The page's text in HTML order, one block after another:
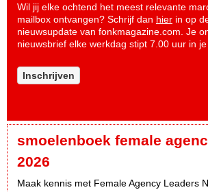
Wil jij elke ochtend het meest relevante
mailbox ontvangen? Schrijf dan hier in op
nieuwsupdate van fonkmagazine.com. Je
nieuwsbrief elke werkdag stipt 7.00 uur in je
Inschrijven
smoelenboek female
2026
Maak kennis met Female Agency Leaders